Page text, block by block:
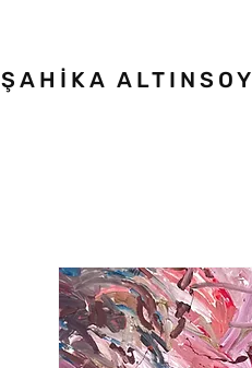
ŞAHİKA ALTINSOY